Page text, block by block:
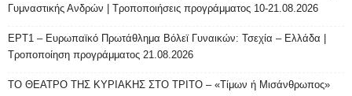
Γυμναστικής Ανδρών | Τροποποιήσεις προγράμματος 10-21.08.2026
ΕΡΤ1 – Ευρωπαϊκό Πρωτάθλημα Βόλεϊ Γυναικών: Τσεχία – Ελλάδα |
Τροποποίηση προγράμματος 21.08.2026
ΤΟ ΘΕΑΤΡΟ ΤΗΣ ΚΥΡΙΑΚΗΣ ΣΤΟ ΤΡΙΤΟ – «Τίμων ή Μισάνθρωπος»